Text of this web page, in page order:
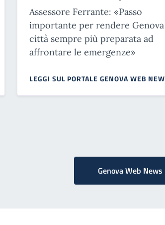
Assessore Ferrante: «Passo
importante per rendere
città sempre più preparata ad
affrontare le emergenze»
LEGGI SUL PORTALE GENOVA WEB
successiva
Genova Web News